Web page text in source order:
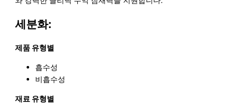
세분화:
제품 유형별
흡수성
비흡수성
재료 유형별